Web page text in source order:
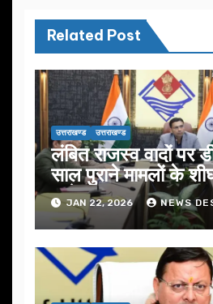
Related Post
उत्तराखण्ड उत्तराखण्ड
लंबित राजस्व वादों पर
साल पुराने मामलों के
आदेश…
JAN 22, 2026 NEWS